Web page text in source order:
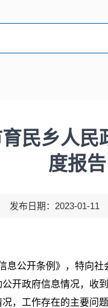
民乡人民
度报告
发布日期：2023-01-11
息公开条例》，特向社
开政府信息情况，收
，工作存在的主要问